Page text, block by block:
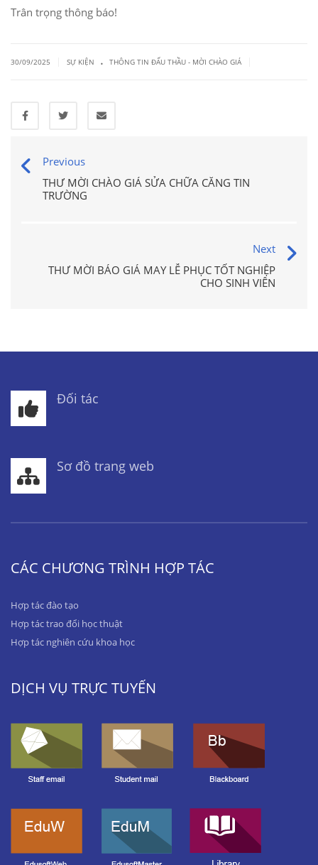
Trân trọng thông báo!
30/09/2025 SỰ KIỆN . THÔNG TIN ĐẤU THẦU - MỜI CHÀO GIÁ
Previous
THƯ MỜI CHÀO GIÁ SỬA CHỮA CĂNG TIN
TRƯỜNG
Next
THƯ MỜI BÁO GIÁ MAY LỄ PHỤC TỐT NGHIỆP
CHO SINH VIÊN
Đối tác
Sơ đồ trang web
CÁC CHƯƠNG TRÌNH HỢP TÁC
Hợp tác đào tạo
Hợp tác trao đổi học thuật
Hợp tác nghiên cứu khoa học
DỊCH VỤ TRỰC TUYẾN